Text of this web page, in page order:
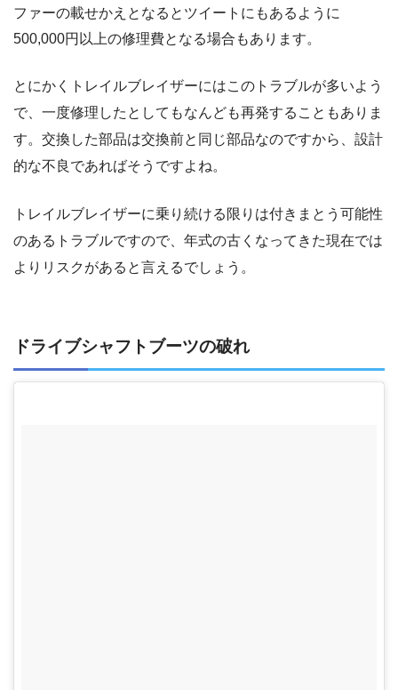
ファーの載せかえとなるとツイートにもあるように
500,000円以上の修理費となる場合もあります。
とにかくトレイルブレイザーにはこのトラブルが多いよう
で、一度修理したとしてもなんども再発することもありま
す。交換した部品は交換前と同じ部品なのですから、設計
的な不良であればそうですよね。
トレイルブレイザーに乗り続ける限りは付きまとう可能性
のあるトラブルですので、年式の古くなってきた現在では
よりリスクがあると言えるでしょう。
ドライブシャフトブーツの破れ